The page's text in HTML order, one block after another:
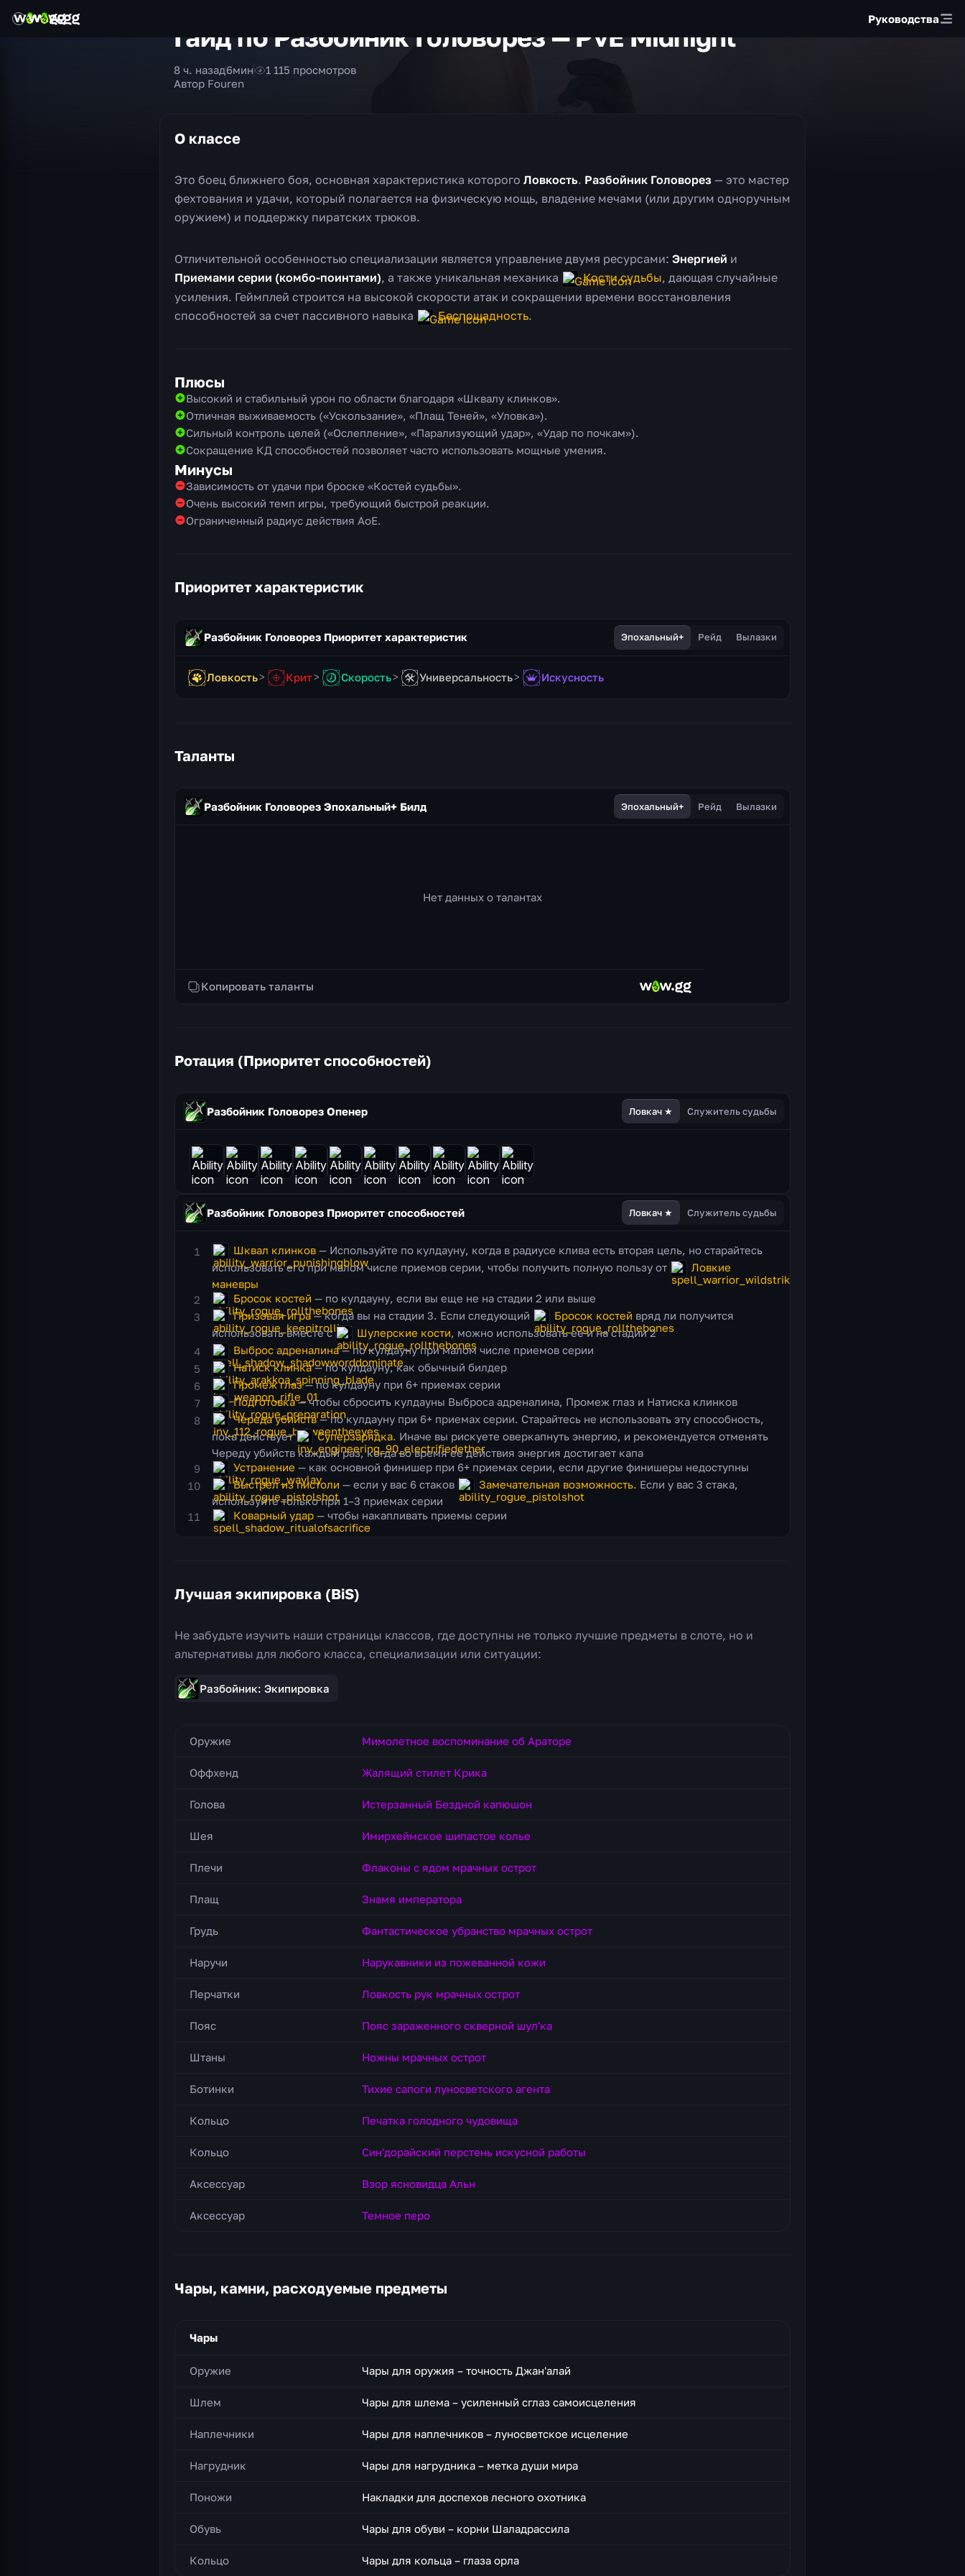
Руководства
Гайд по Разбойник Головорез — PvE Midnight
Автор Fouren
8 ч. назад6мин 1 115 просмотров
О классе
Это боец ближнего боя, основная характеристика которого Ловкость. Разбойник Головорез — это мастер
фехтования и удачи, который полагается на физическую мощь, владение мечами (или другим одноручным
оружием) и поддержку пиратских трюков.
Отличительной особенностью специализации является управление двумя ресурсами: Энергией и
Приемами серии (комбо-поинтами), а также уникальная механика Кости судьбы, дающая случайные
усиления. Геймплей строится на высокой скорости атак и сокращении времени восстановления
способностей за счет пассивного навыка
Беспощадность.
Плюсы
Высокий и стабильный урон по области благодаря «Шквалу клинков».
Отличная выживаемость («Ускользание», «Плащ Теней», «Уловка»).
Сильный контроль целей («Ослепление», «Парализующий удар», «Удар по почкам»).
Сокращение КД способностей позволяет часто использовать мощные умения.
Минусы
Зависимость от удачи при броске «Костей судьбы».
Очень высокий темп игры, требующий быстрой реакции.
Ограниченный радиус действия AoE.
Приоритет характеристик
Разбойник Головорез Приоритет характеристик Эпохальный+ Рейд Вылазки
Ловкость Крит Скорость Универсальность Искусность
Таланты
Разбойник Головорез Эпохальный+ Билд Эпохальный+ Рейд Вылазки
Нет данных о талантах
Копировать таланты
Ротация (Приоритет способностей)
Разбойник Головорез Опенер Ловкач ★ Служитель судьбы
Разбойник Головорез Приоритет способностей Ловкач ★ Служитель судьбы
Шквал клинков — Используйте по кулдауну, когда в радиусе клива есть вторая цель, но старайтесь
использовать его при малом числе приемов серии, чтобы получить полную пользу от
Ловкие
маневры
Бросок костей — по кулдауну, если вы еще не на стадии 2 или выше
Призовая игра— когда вы на стадии 3. Если следующий Бросок костей вряд ли получится
использовать вместе с
Шулерские кости, можно использовать ее и на стадии 2
Выброс адреналина— по кулдауну при малом числе приемов серии
Натиск клинка— по кулдауну, как обычный билдер
Промеж глаз— по кулдауну при 6+ приемах серии
Подготовка— чтобы сбросить кулдауны Выброса адреналина, Промеж глаз и Натиска клинков
Череда убийств— по кулдауну при 6+ приемах серии. Старайтесь не использовать эту способность,
пока действует
Суперзарядка. Иначе вы рискуете оверкапнуть энергию, и рекомендуется отменять
Череду убийств каждый раз, когда во время ее действия энергия достигает капа
Устранение — как основной финишер при 6+ приемах серии, если другие финишеры недоступны
Выстрел из пистоли — если у вас 6 стаков Замечательная возможность. Если у вас 3 стака,
используйте только при 1–3 приемах серии
Коварный удар — чтобы накапливать приемы серии
Лучшая экипировка (BiS)
Не забудьте изучить наши страницы классов, где доступны не только лучшие предметы в слоте, но и
альтернативы для любого класса, специализации или ситуации:
Разбойник: Экипировка
Оружие Мимолетное воспоминание об Араторе
Оффхенд Жалящий стилет Крика
Голова Истерзанный Бездной капюшон
Шея Имирхеймское шипастое колье
Плечи Флаконы с ядом мрачных острот
Плащ Знамя императора
Грудь Фантастическое убранство мрачных острот
Наручи Нарукавники из пожеванной кожи
Перчатки Ловкость рук мрачных острот
Пояс Пояс зараженного скверной шул'ка
Штаны Ножны мрачных острот
Ботинки Тихие сапоги луносветского агента
Кольцо Печатка голодного чудовища
Кольцо Син'дорайский перстень искусной работы
Аксессуар Взор ясновидца Альн
Аксессуар Темное перо
Чары, камни, расходуемые предметы
Чары
Оружие Чары для оружия – точность Джан'алай
Шлем Чары для шлема – усиленный сглаз самоисцеления
Наплечники Чары для наплечников – луносветское исцеление
Нагрудник Чары для нагрудника – метка души мира
Поножи Накладки для доспехов лесного охотника
Обувь Чары для обуви – корни Шаладрассила
Кольцо Чары для кольца – глаза орла